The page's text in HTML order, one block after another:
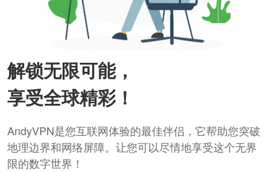
解锁无限可能，
享受全球精彩！
AndyVPN是您互联网体验的最佳伴侣，它帮助您突破
地理边界和网络屏障。让您可以尽情地享受这个无界
限的数字世界！